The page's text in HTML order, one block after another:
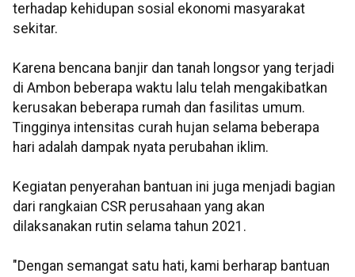
terhadap kehidupan sosial ekonomi masyarakat
sekitar.
Karena bencana banjir dan tanah longsor yang terjadi
di Ambon beberapa waktu lalu telah mengakibatkan
kerusakan beberapa rumah dan fasilitas umum.
Tingginya intensitas curah hujan selama beberapa
hari adalah dampak nyata perubahan iklim.
Kegiatan penyerahan bantuan ini juga menjadi bagian
dari rangkaian CSR perusahaan yang akan
dilaksanakan rutin selama tahun 2021.
"Dengan semangat satu hati, kami berharap bantuan